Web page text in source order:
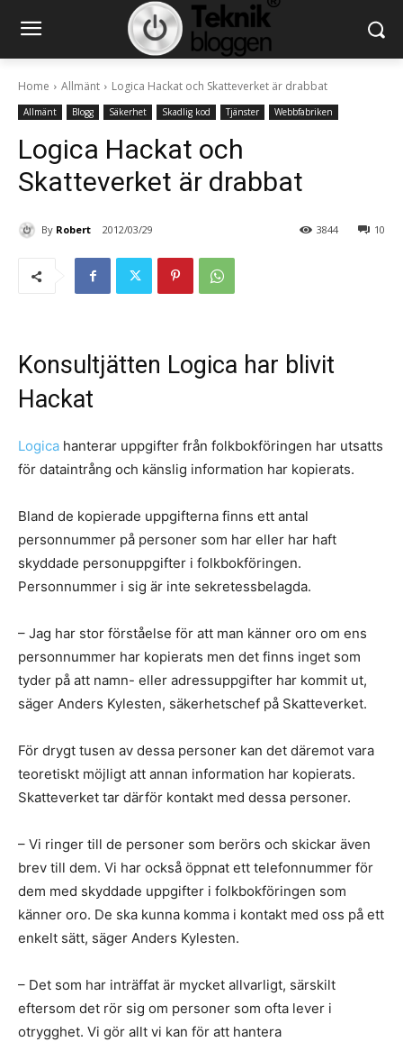
Home Allmänt Logica Hackat och Skatteverket är drabbat
Allmänt Blogg Säkerhet Skadlig kod Tjänster Webbfabriken
Logica Hackat och
Skatteverket är drabbat
By Robert 2012/03/29 10
3844
Konsultjätten Logica har blivit
Hackat
Logica hanterar uppgifter från folkbokföringen har utsatts
för dataintrång och känslig information har kopierats.
Bland de kopierade uppgifterna finns ett antal
personnummer på personer som har eller har haft
skyddade personuppgifter i folkbokföringen.
Personnummer i sig är inte sekretessbelagda.
– Jag har stor förståelse för att man känner oro om ens
personnummer har kopierats men det finns inget som
tyder på att namn- eller adressuppgifter har kommit ut,
säger Anders Kylesten, säkerhetschef på Skatteverket.
För drygt tusen av dessa personer kan det däremot vara
teoretiskt möjligt att annan information har kopierats.
Skatteverket tar därför kontakt med dessa personer.
– Vi ringer till de personer som berörs och skickar även
brev till dem. Vi har också öppnat ett telefonnummer för
dem med skyddade uppgifter i folkbokföringen som
känner oro. De ska kunna komma i kontakt med oss på ett
enkelt sätt, säger Anders Kylesten.
– Det som har inträffat är mycket allvarligt, särskilt
eftersom det rör sig om personer som ofta lever i
otrygghet. Vi gör allt vi kan för att hantera